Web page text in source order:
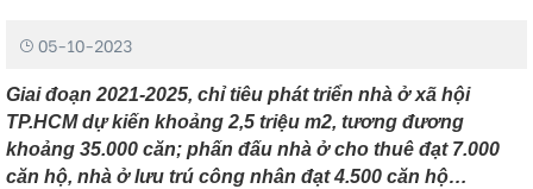
05-10-2023
Giai đoạn 2021-2025, chỉ tiêu phát triển nhà ở xã hội
TP.HCM dự kiến khoảng 2,5 triệu m2, tương đương
khoảng 35.000 căn; phấn đấu nhà ở cho thuê đạt 7.000
căn hộ, nhà ở lưu trú công nhân đạt 4.500 căn hộ…